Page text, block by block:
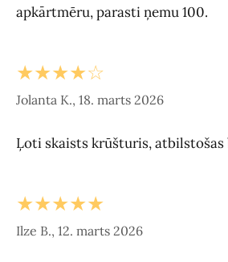
apkārtmēru, parasti ņemu 100.
★★★★☆
Jolanta K., 18. marts 2026
Ļoti skaists krūšturis, atbilstošas
★★★★★
Ilze B., 12. marts 2026